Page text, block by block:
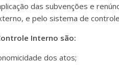
das subvenções e
e pelo sistema de
Interno são:
dos atos;